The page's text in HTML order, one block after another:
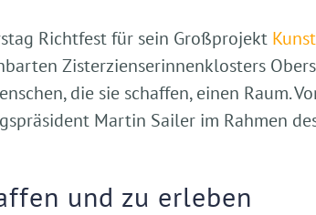
Richtfest für sein Großprojekt
Zisterzienserinnenklosters
die sie schaffen, einen
Martin Sailer im Rahmen
und zu erleben